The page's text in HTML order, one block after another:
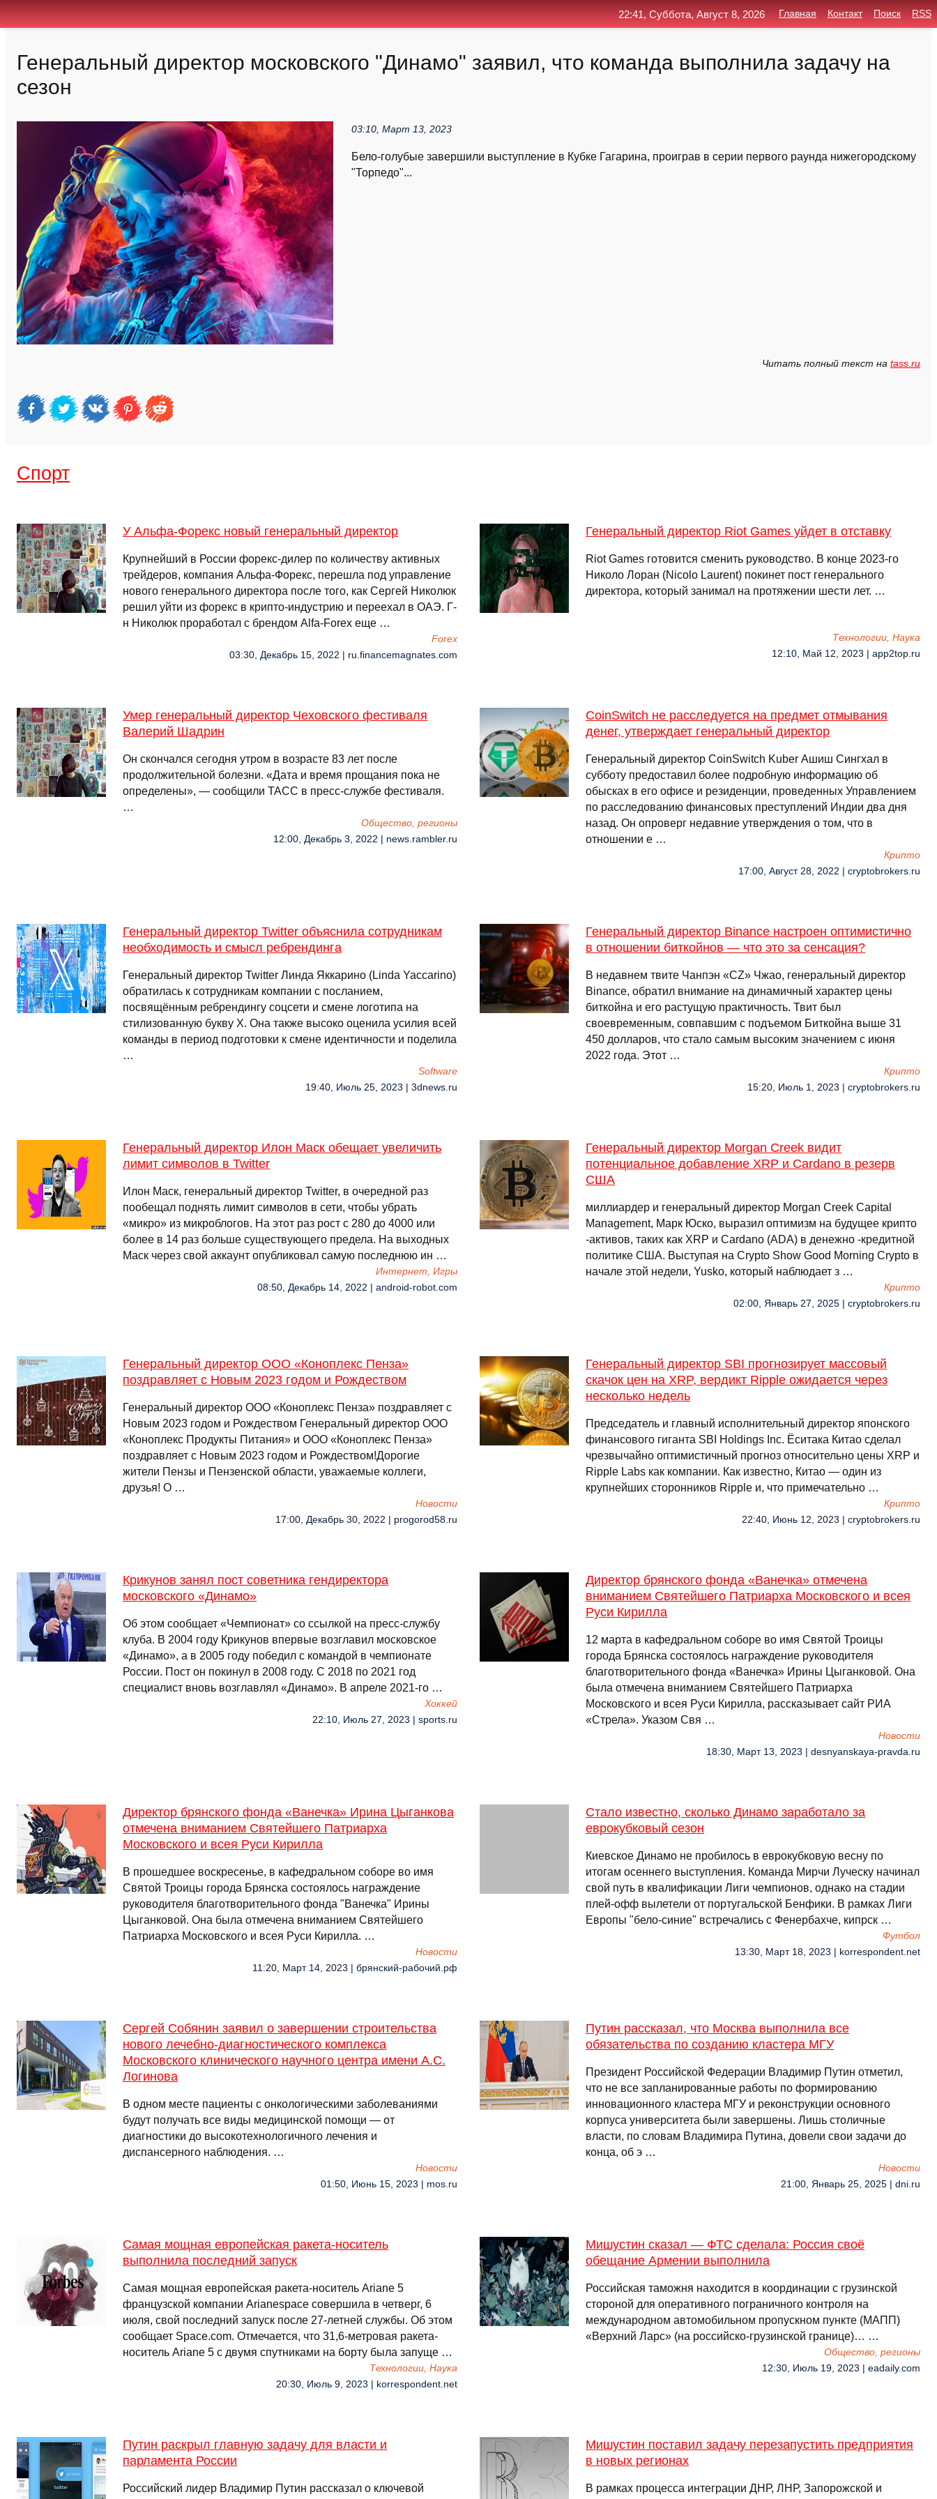
Генеральный директор московского "Динамо" заявил, что команда выполнила задачу на
сезон
03:10, Март 13, 2023
Бело-голубые завершили выступление в Кубке Гагарина, проиграв в серии первого раунда нижегородскому
"Торпедо"...
Читать полный текст на tass.ru
Спорт
У Альфа-Форекс новый генеральный директор
Крупнейший в России форекс-дилер по количеству активных
трейдеров, компания Альфа-Форекс, перешла под управление
нового генерального директора после того, как Сергей Николюк
решил уйти из форекс в крипто-индустрию и переехал в ОАЭ. Г-
н Николюк проработал с брендом Alfa-Forex еще …
Forex
03:30, Декабрь 15, 2022 | ru.financemagnates.com
Генеральный директор Riot Games уйдет в отставку
Riot Games готовится сменить руководство. В конце 2023-го
Николо Лоран (Nicolo Laurent) покинет пост генерального
директора, который занимал на протяжении шести лет. …
Технологии, Наука
12:10, Май 12, 2023 | app2top.ru
Умер генеральный директор Чеховского фестиваля
Валерий Шадрин
Он скончался сегодня утром в возрасте 83 лет после
продолжительной болезни. «Дата и время прощания пока не
определены», — сообщили ТАСС в пресс-службе фестиваля.
…
Общество, регионы
12:00, Декабрь 3, 2022 | news.rambler.ru
CoinSwitch не расследуется на предмет отмывания
денег, утверждает генеральный директор
Генеральный директор CoinSwitch Kuber Ашиш Сингхал в
субботу предоставил более подробную информацию об
обысках в его офисе и резиденции, проведенных Управлением
по расследованию финансовых преступлений Индии два дня
назад. Он опроверг недавние утверждения о том, что в
отношении е …
Крипто
17:00, Август 28, 2022 | cryptobrokers.ru
Генеральный директор Twitter объяснила сотрудникам
необходимость и смысл ребрендинга
Генеральный директор Twitter Линда Яккарино (Linda Yaccarino)
обратилась к сотрудникам компании с посланием,
посвящённым ребрендингу соцсети и смене логотипа на
стилизованную букву X. Она также высоко оценила усилия всей
команды в период подготовки к смене идентичности и поделила
…
Software
19:40, Июль 25, 2023 | 3dnews.ru
Генеральный директор Binance настроен оптимистично
в отношении биткойнов — что это за сенсация?
В недавнем твите Чанпэн «CZ» Чжао, генеральный директор
Binance, обратил внимание на динамичный характер цены
биткойна и его растущую практичность. Твит был
своевременным, совпавшим с подъемом Биткойна выше 31
450 долларов, что стало самым высоким значением с июня
2022 года. Этот …
Крипто
15:20, Июль 1, 2023 | cryptobrokers.ru
Генеральный директор Илон Маск обещает увеличить
лимит символов в Twitter
Илон Маск, генеральный директор Twitter, в очередной раз
пообещал поднять лимит символов в сети, чтобы убрать
«микро» из микроблогов. На этот раз рост с 280 до 4000 или
более в 14 раз больше существующего предела. На выходных
Маск через свой аккаунт опубликовал самую последнюю ин …
Интернет, Игры
08:50, Декабрь 14, 2022 | android-robot.com
Генеральный директор Morgan Creek видит
потенциальное добавление XRP и Cardano в резерв
США
миллиардер и генеральный директор Morgan Creek Capital
Management, Марк Юско, выразил оптимизм на будущее крипто
-активов, таких как XRP и Cardano (ADA) в денежно -кредитной
политике США. Выступая на Crypto Show Good Morning Crypto в
начале этой недели, Yusko, который наблюдает з …
Крипто
02:00, Январь 27, 2025 | cryptobrokers.ru
Генеральный директор ООО «Коноплекс Пенза»
поздравляет с Новым 2023 годом и Рождеством
Генеральный директор ООО «Коноплекс Пенза» поздравляет с
Новым 2023 годом и Рождеством Генеральный директор ООО
«Коноплекс Продукты Питания» и ООО «Коноплекс Пенза»
поздравляет с Новым 2023 годом и Рождеством!Дорогие
жители Пензы и Пензенской области, уважаемые коллеги,
друзья! О …
Новости
17:00, Декабрь 30, 2022 | progorod58.ru
Генеральный директор SBI прогнозирует массовый
скачок цен на XRP, вердикт Ripple ожидается через
несколько недель
Председатель и главный исполнительный директор японского
финансового гиганта SBI Holdings Inc. Ёситака Китао сделал
чрезвычайно оптимистичный прогноз относительно цены XRP и
Ripple Labs как компании. Как известно, Китао — один из
крупнейших сторонников Ripple и, что примечательно …
Крипто
22:40, Июнь 12, 2023 | cryptobrokers.ru
Крикунов занял пост советника гендиректора
московского «Динамо»
Об этом сообщает «Чемпионат» со ссылкой на пресс-службу
клуба. В 2004 году Крикунов впервые возглавил московское
«Динамо», а в 2005 году победил с командой в чемпионате
России. Пост он покинул в 2008 году. С 2018 по 2021 год
специалист вновь возглавлял «Динамо». В апреле 2021-го …
Хоккей
22:10, Июль 27, 2023 | sports.ru
Директор брянского фонда «Ванечка» отмечена
вниманием Святейшего Патриарха Московского и всея
Руси Кирилла
12 марта в кафедральном соборе во имя Святой Троицы
города Брянска состоялось награждение руководителя
благотворительного фонда «Ванечка» Ирины Цыганковой. Она
была отмечена вниманием Святейшего Патриарха
Московского и всея Руси Кирилла, рассказывает сайт РИА
«Стрела». Указом Свя …
Новости
18:30, Март 13, 2023 | desnyanskaya-pravda.ru
Директор брянского фонда «Ванечка» Ирина Цыганкова
отмечена вниманием Святейшего Патриарха
Московского и всея Руси Кирилла
В прошедшее воскресенье, в кафедральном соборе во имя
Святой Троицы города Брянска состоялось награждение
руководителя благотворительного фонда "Ванечка" Ирины
Цыганковой. Она была отмечена вниманием Святейшего
Патриарха Московского и всея Руси Кирилла. …
Новости
11:20, Март 14, 2023 | брянский-рабочий.рф
Стало известно, сколько Динамо заработало за
еврокубковый сезон
Киевское Динамо не пробилось в еврокубковую весну по
итогам осеннего выступления. Команда Мирчи Луческу начинал
свой путь в квалификации Лиги чемпионов, однако на стадии
плей-офф вылетели от португальской Бенфики. В рамках Лиги
Европы "бело-синие" встречались с Фенербахче, кипрск …
Футбол
13:30, Март 18, 2023 | korrespondent.net
Сергей Собянин заявил о завершении строительства
нового лечебно-диагностического комплекса
Московского клинического научного центра имени А.С.
Логинова
В одном месте пациенты с онкологическими заболеваниями
будут получать все виды медицинской помощи — от
диагностики до высокотехнологичного лечения и
диспансерного наблюдения. …
Новости
01:50, Июнь 15, 2023 | mos.ru
Путин рассказал, что Москва выполнила все
обязательства по созданию кластера МГУ
Президент Российской Федерации Владимир Путин отметил,
что не все запланированные работы по формированию
инновационного кластера МГУ и реконструкции основного
корпуса университета были завершены. Лишь столичные
власти, по словам Владимира Путина, довели свои задачи до
конца, об э …
Новости
21:00, Январь 25, 2025 | dni.ru
Самая мощная европейская ракета-носитель
выполнила последний запуск
Самая мощная европейская ракета-носитель Ariane 5
французской компании Arianespace совершила в четверг, 6
июля, свой последний запуск после 27-летней службы. Об этом
сообщает Space.com. Отмечается, что 31,6-метровая ракета-
носитель Ariane 5 с двумя спутниками на борту была запуще …
Технологии, Наука
20:30, Июль 9, 2023 | korrespondent.net
Мишустин сказал — ФТС сделала: Россия своë
обещание Армении выполнила
Российская таможня находится в координации с грузинской
стороной для оперативного пограничного контроля на
международном автомобильном пропускном пункте (МАПП)
«Верхний Ларс» (на российско-грузинской границе)… …
Общество, регионы
12:30, Июль 19, 2023 | eadaily.com
Путин раскрыл главную задачу для власти и
парламента России
Российский лидер Владимир Путин рассказал о ключевой
Мишустин поставил задачу перезапустить предприятия
в новых регионах
В рамках процесса интеграции ДНР, ЛНР, Запорожской и
22:41, Суббота, Август 8, 2026 Главная Контакт Поиск RSS